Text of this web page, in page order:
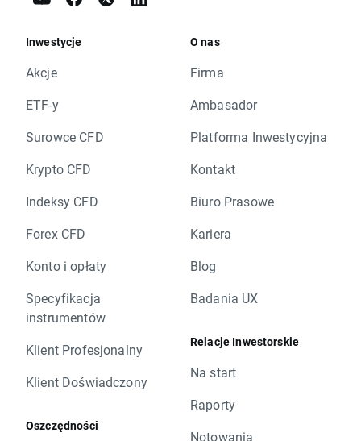
Inwestycje
Akcje
ETF-y
Surowce CFD
Krypto CFD
Indeksy CFD
Forex CFD
Konto i opłaty
Specyfikacja
instrumentów
Klient Profesjonalny
Klient Doświadczony
Oszczędności
O nas
Firma
Ambasador
Platforma Inwestycyjna
Kontakt
Biuro Prasowe
Kariera
Blog
Badania UX
Relacje Inwestorskie
Na start
Raporty
Notowania